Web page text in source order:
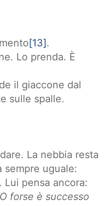
[13].
Lo prenda. È
il giaccone dal
sulle spalle.
La nebbia resta
sempre uguale:
pensa ancora:
forse è successo